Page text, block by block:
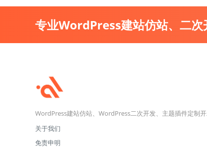
专业WordPress建站仿站、二次
WordPress建站仿站、WordPress二次开发、主题插件定制开
关于我们
免责申明